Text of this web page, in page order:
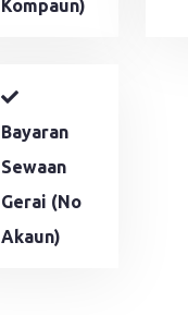
Kompaun)
Bayaran
Sewaan
Gerai (No
Akaun)